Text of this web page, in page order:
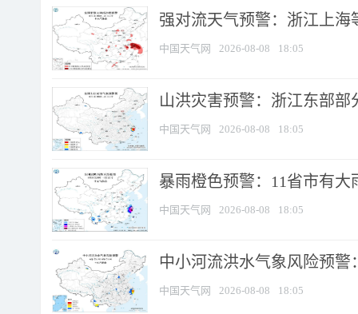
强对流天气预警：浙江上海
中国天气网 2026-08-08 18:05
山洪灾害预警：浙江东部
中国天气网 2026-08-08 18:05
暴雨橙色预警：11省市有
中国天气网 2026-08-08 18:05
中小河流洪水气象风险预
中国天气网 2026-08-08 18:05